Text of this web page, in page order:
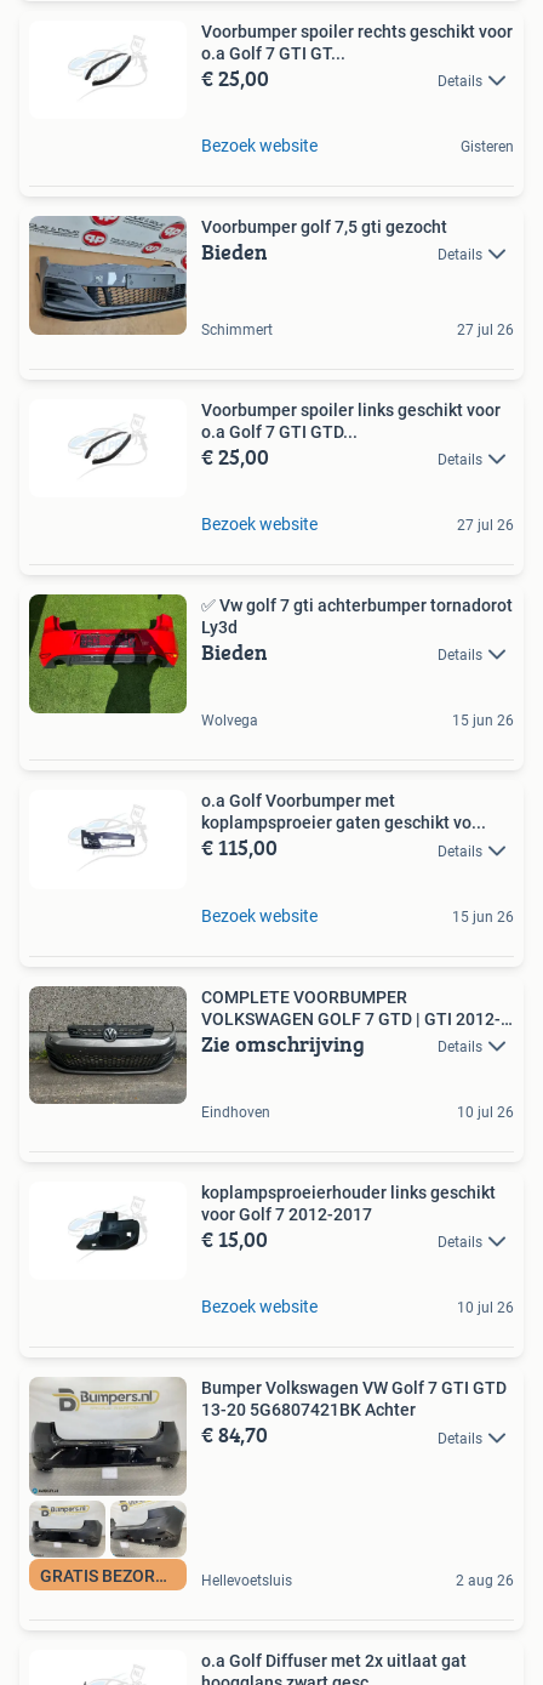
Voorbumper spoiler rechts geschikt voor
o.a Golf 7 GTI GT...
€ 25,00 Details
Bezoek website Gisteren
Voorbumper golf 7,5 gti gezocht
Bieden Details
Schimmert 27 jul 26
Voorbumper spoiler links geschikt voor
o.a Golf 7 GTI GTD...
€ 25,00 Details
Bezoek website 27 jul 26
✅ Vw golf 7 gti achterbumper tornadorot
Ly3d
Bieden Details
Wolvega 15 jun 26
o.a Golf Voorbumper met
koplampsproeier gaten geschikt vo...
€ 115,00 Details
Bezoek website 15 jun 26
COMPLETE VOORBUMPER
VOLKSWAGEN GOLF 7 GTD | GTI 2012-
2017
Zie omschrijving Details
Eindhoven 10 jul 26
koplampsproeierhouder links geschikt
voor Golf 7 2012-2017
€ 15,00 Details
Bezoek website 10 jul 26
GRATIS BEZORGING
Bumper Volkswagen VW Golf 7 GTI GTD
13-20 5G6807421BK Achter
€ 84,70 Details
Hellevoetsluis 2 aug 26
o.a Golf Diffuser met 2x uitlaat gat